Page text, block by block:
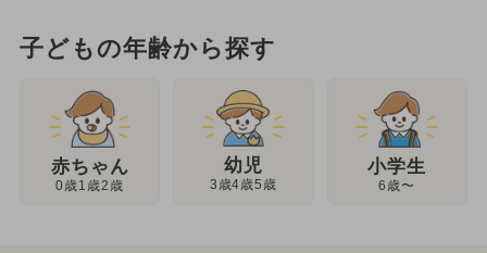
子どもの年齢から探す
赤ちゃん
0歳1歳2歳
幼児
3歳4歳5歳
小学生
6歳〜